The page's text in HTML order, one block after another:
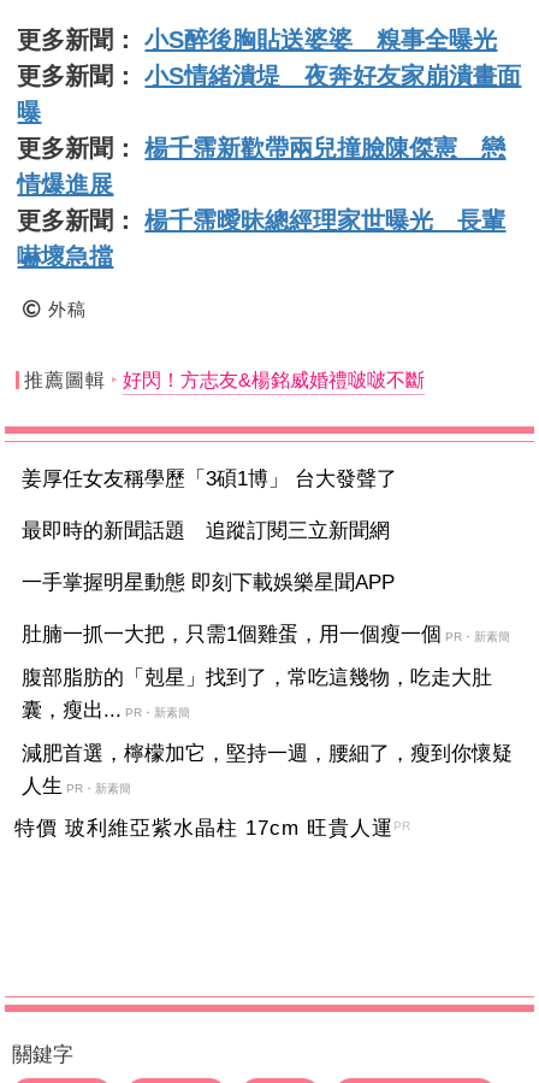
更多新聞：小S醉後胸貼送婆婆 糗事全曝光
更多新聞：小S情緒潰堤 夜奔好友家崩潰畫面
曝
更多新聞：楊千霈新歡帶兩兒撞臉陳傑憲 戀
情爆進展
更多新聞：楊千霈曖昧總經理家世曝光 長輩
嚇壞急擋
外稿
推薦圖輯 好閃！方志友&楊銘威婚禮啵啵不斷
姜厚任女友稱學歷「3碩1博」 台大發聲了
最即時的新聞話題 追蹤訂閱三立新聞網
一手掌握明星動態 即刻下載娛樂星聞APP
肚腩一抓一大把，只需1個雞蛋，用一個瘦一個 PR・新素簡
腹部脂肪的「剋星」找到了，常吃這幾物，吃走大肚
囊，瘦出... PR・新素簡
減肥首選，檸檬加它，堅持一週，腰細了，瘦到你懷疑
人生 PR・新素簡
特價 玻利維亞紫水晶柱 17cm 旺貴人運 PR
關鍵字